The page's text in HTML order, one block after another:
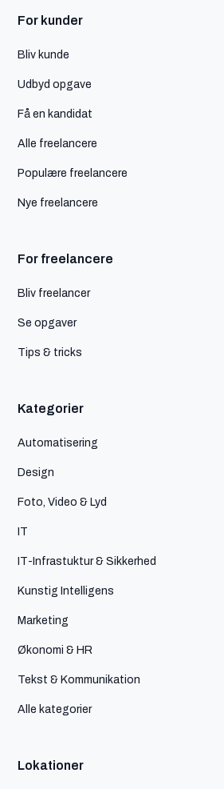
For kunder
Bliv kunde
Udbyd opgave
Få en kandidat
Alle freelancere
Populære freelancere
Nye freelancere
For freelancere
Bliv freelancer
Se opgaver
Tips & tricks
Kategorier
Automatisering
Design
Foto, Video & Lyd
IT
IT-Infrastuktur & Sikkerhed
Kunstig Intelligens
Marketing
Økonomi & HR
Tekst & Kommunikation
Alle kategorier
Lokationer